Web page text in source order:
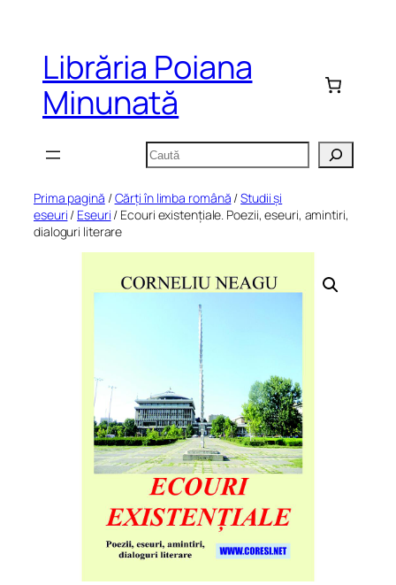
conținutLibrăria Poiana
Minunată
Caută
Prima pagină /Cărți în limba română /Studii și
eseuri / Eseuri / Ecouri existențiale. Poezii, eseuri, amintiri,
dialoguri literare